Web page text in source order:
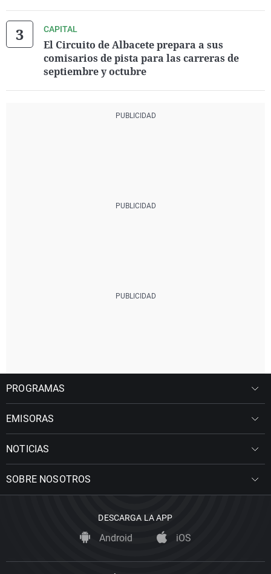
CAPITAL
El Circuito de Albacete prepara a sus
comisarios de pista para las carreras de
septiembre y octubre
PROGRAMAS
EMISORAS
NOTICIAS
SOBRE NOSOTROS
DESCARGA LA APP
Android iOS